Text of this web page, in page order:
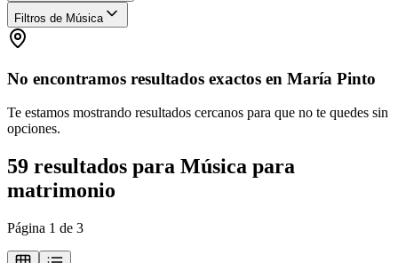
Filtros de Música
No encontramos resultados exactos en María Pinto
Te estamos mostrando resultados cercanos para que no te quedes sin
opciones.
59 resultados para Música para
matrimonio
Página 1 de 3